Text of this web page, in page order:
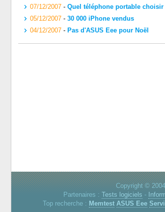
07/12/2007- Quel téléphone portable
05/12/2007- 30 000 iPhone vendus
04/12/2007- Pas d'ASUS Eee pour Noël
Copyright ©
Partenaires : Tests logiciels -
Top recherche : Memtest ASUS Eee